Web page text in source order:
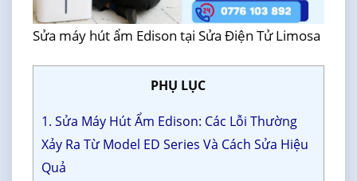
Sửa máy hút ẩm Edison tại Sửa Điện Tử Limosa
PHỤ LỤC
1. Sửa Máy Hút Ẩm Edison: Các Lỗi Thường
Xảy Ra Từ Model ED Series Và Cách Sửa Hiệu
Quả